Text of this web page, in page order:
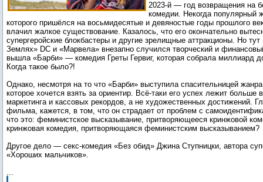
2023-й — год возвращения на
комедии. Некогда популярный
которого пришёлся на восьмидесятые и девяностые годы прошлого
влачил жалкое существование. Казалось, что его окончательно
супергеройские блокбастеры и другие зрелищные аттракционы. Но
Землях» DC и «Марвела» внезапно случился творческий и
вышла «Барби» — комедия Греты Гервиг, которая собрала миллиард
Когда такое было?!
Однако, несмотря на то что «Барби» выступила спасительницей
которое хочется взять за ориентир. Всё-таки его успех лежит больше
маркетинга и кассовых рекордов, а не художественных достижений.
фильма, кажется, в том, что он страдает от проблем с
что это: феминистское высказывание, притворяющееся кринжовой
кринжовая комедия, притворяющаяся феминистским высказыванием?
Другое дело — секс-комедия «Без обид» Джина Ступницки, автора
...